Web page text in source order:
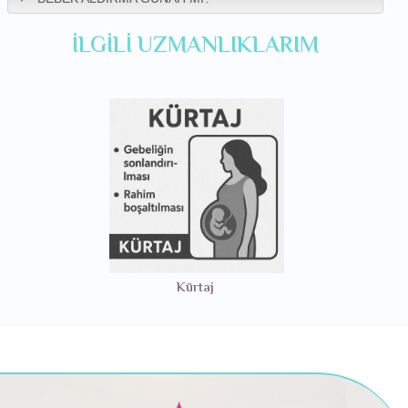
İLGILI UZMANLIKLARIM
Kürtaj